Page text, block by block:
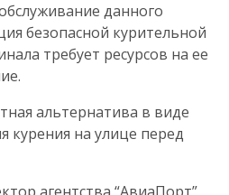
данного
безопасной курительной
требует ресурсов на ее
альтернатива в виде
курения на улице перед